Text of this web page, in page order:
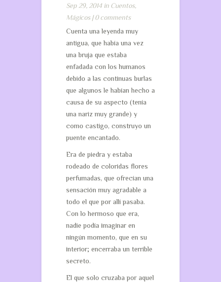
Sep 29, 2014 in Cuentos,
Mágicos|0 comments
Cuenta una leyenda muy
antigua, que había una vez
una bruja que estaba
enfadada con los humanos
debido a las continuas burlas
que algunos le habían hecho a
causa de su aspecto (tenía
una nariz muy grande) y
como castigo, construyo un
puente encantado.
Era de piedra y estaba
rodeado de coloridas flores
perfumadas, que ofrecían una
sensación muy agradable a
todo el que por allí pasaba.
Con lo hermoso que era,
nadie podía imaginar en
ningún momento, que en su
interior; encerraba un terrible
secreto.
El que solo cruzaba por aquel